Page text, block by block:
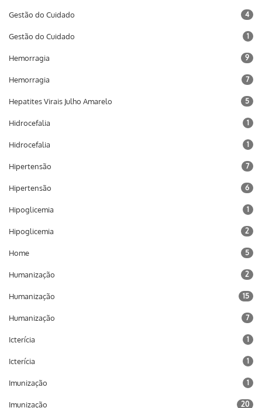
Gestão do Cuidado 4
Gestão do Cuidado 1
Hemorragia 9
Hemorragia 7
Hepatites Virais Julho Amarelo 5
Hidrocefalia 1
Hidrocefalia 1
Hipertensão 7
Hipertensão 6
Hipoglicemia 1
Hipoglicemia 2
Home 5
Humanização 2
Humanização 15
Humanização 7
Icterícia 1
Icterícia 1
Imunização 1
Imunização 20